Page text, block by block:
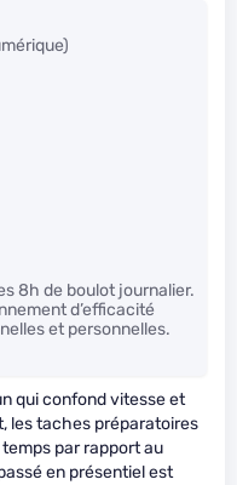
8h de boulot journalier.
d’efficacité
et personnelles.
qui confond vitesse et
les taches préparatoires
par rapport au
en présentiel est